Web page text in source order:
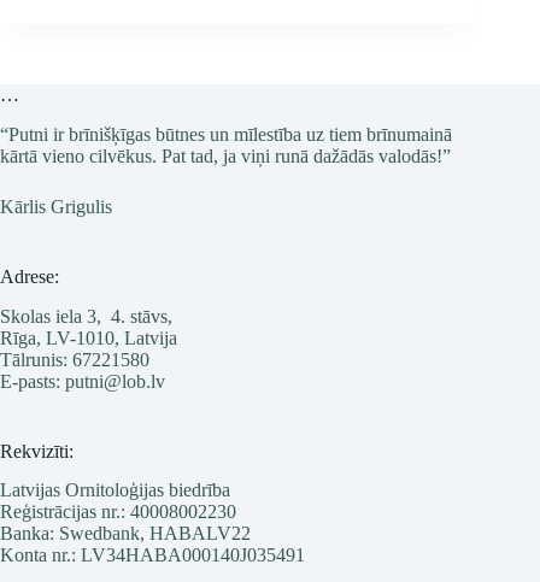
…
“Putni ir brīnišķīgas būtnes un mīlestība uz tiem brīnumainā
kārtā vieno cilvēkus. Pat tad, ja viņi runā dažādās valodās!”
Kārlis Grigulis
Adrese:
Skolas iela 3, 4. stāvs,
Rīga, LV-1010, Latvija
Tālrunis: 67221580
E-pasts: putni@lob.lv
Rekvizīti:
Latvijas Ornitoloģijas biedrība
Reģistrācijas nr.: 40008002230
Banka: Swedbank, HABALV22
Konta nr.: LV34HABA000140J035491